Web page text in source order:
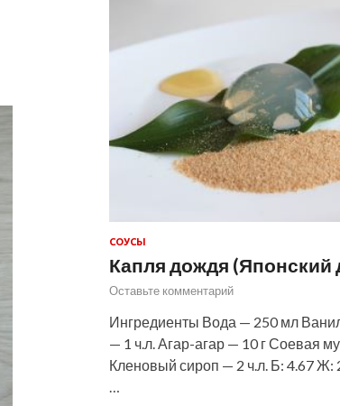
СОУСЫ
Капля дождя (Японский
Оставьте комментарий
Ингредиенты Вода — 250 мл
— 1 ч.л. Агар-агар — 10 г Соевая
Кленовый сироп — 2 ч.л. Б: 4.67 Ж:
…